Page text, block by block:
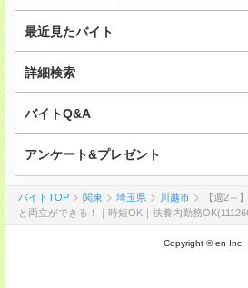
最近見たバイト
詳細検索
バイトQ&A
アンケート&プレゼント
バイトTOP 関東 埼玉県 川越市
【週2～
と両立ができる！｜時短OK｜扶養内勤務
Copyright © en Inc.